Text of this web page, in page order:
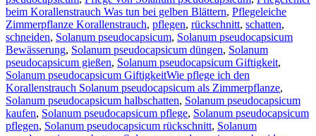
beim Korallenstrauch Was tun bei gelben Blättern, Pflegeleiche
Zimmerpflanze Korallenstrauch, pflegen, rückschnitt, schatten,
schneiden, Solanum pseudocapsicum, Solanum pseudocapsicum
Bewässerung, Solanum pseudocapsicum düngen, Solanum
pseudocapsicum gießen, Solanum pseudocapsicum Giftigkeit,
Solanum pseudocapsicum GiftigkeitWie pflege ich den
Korallenstrauch Solanum pseudocapsicum als Zimmerpflanze,
Solanum pseudocapsicum halbschatten, Solanum pseudocapsicum
kaufen, Solanum pseudocapsicum pflege, Solanum pseudocapsicum
pflegen, Solanum pseudocapsicum rückschnitt, Solanum